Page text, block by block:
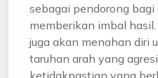
sebagai pendorong
memberikan imbal
juga akan menahan diri
taruhan arah yang